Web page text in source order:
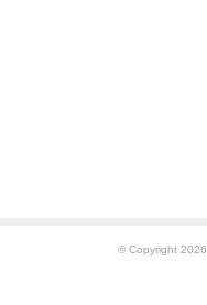
© Copyright 2026